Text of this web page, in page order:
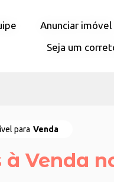
Anunciar imóvel
Seja um
Anunciar imóvel
Seja um
para Venda
à Venda